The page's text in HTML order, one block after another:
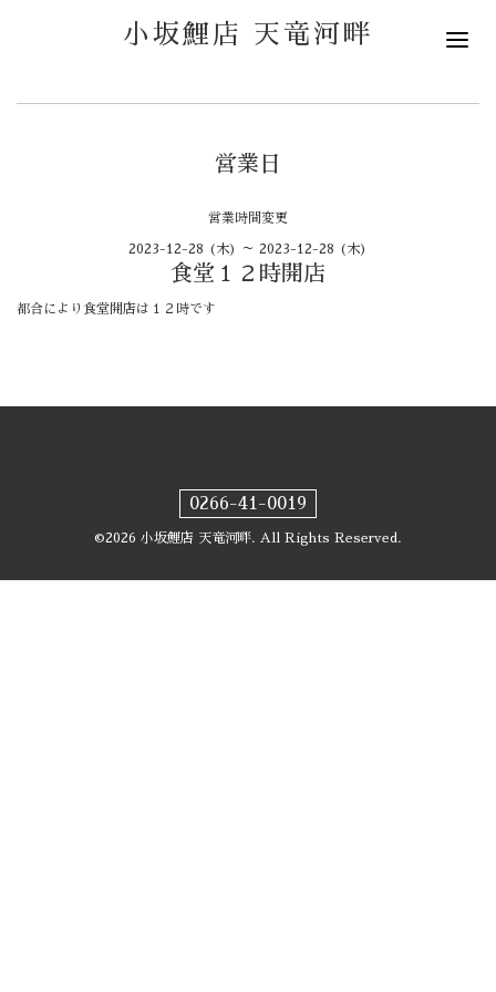
小坂鯉店 天竜河畔
営業日
営業時間変更
2023-12-28 (木) ～ 2023-12-28 (木)
食堂１２時開店
都合により食堂開店は１２時です
0266-41-0019
©2026 小坂鯉店 天竜河畔. All Rights Reserved.